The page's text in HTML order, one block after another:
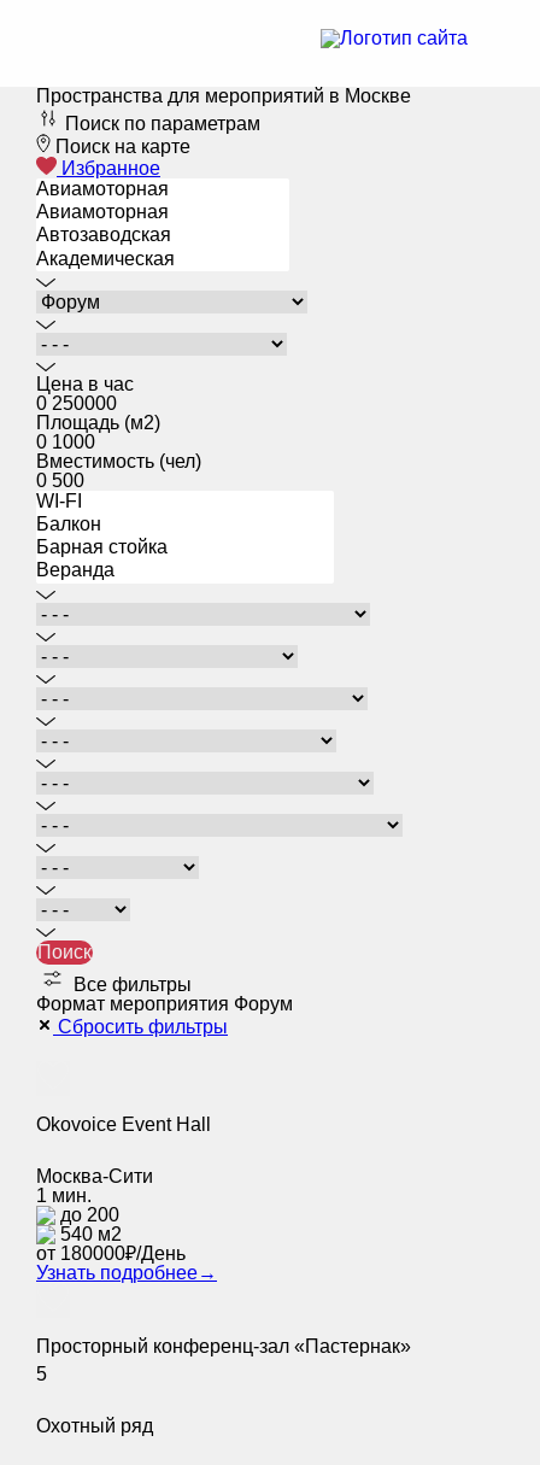
Пространства для мероприятий в Москве
Поиск по параметрам
Поиск на карте
Избранное
Цена в час
0 250000
Площадь (м2)
0 1000
Вместимость (чел)
0 500
Поиск
Все фильтры
Формат мероприятия Форум
Сбросить фильтры
Okovoice Event Hall
Москва-Сити
1 мин.
до 200
540 м2
от 180000₽/День
Узнать подробнее→
Просторный конференц-зал «Пастернак»
5
Охотный ряд